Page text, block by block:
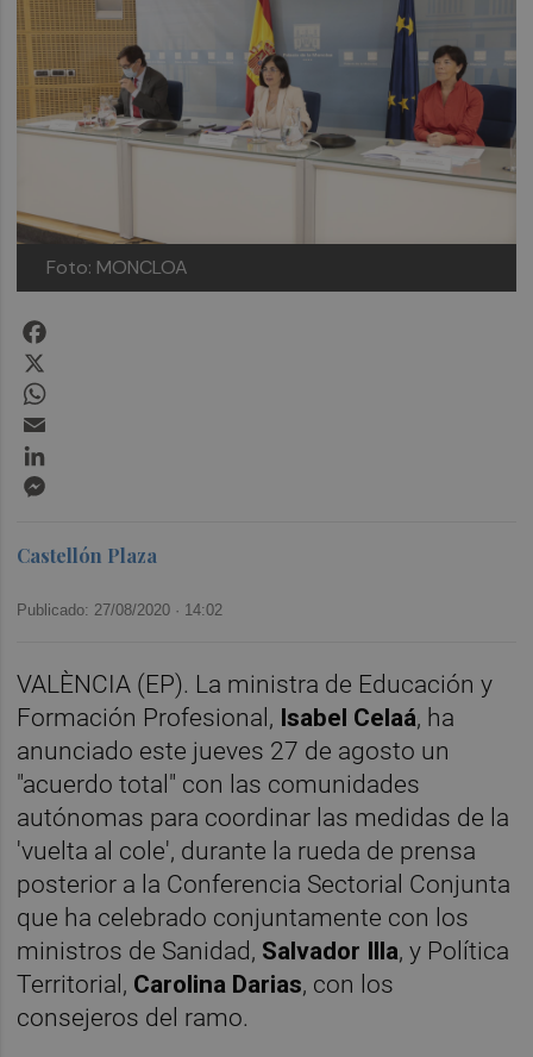
Foto: MONCLOA
Castellón Plaza
Publicado: 27/08/2020 · 14:02
VALÈNCIA (EP). La ministra de Educación y
Formación Profesional, Isabel Celaá, ha
anunciado este jueves 27 de agosto un
"acuerdo total" con las comunidades
autónomas para coordinar las medidas de la
'vuelta al cole', durante la rueda de prensa
posterior a la Conferencia Sectorial Conjunta
que ha celebrado conjuntamente con los
ministros de Sanidad, Salvador Illa, y Política
Territorial, Carolina Darias, con los
consejeros del ramo.